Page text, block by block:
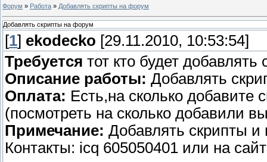
Форум » Работа » Добавлять скрипты на форум
Добавлять скрипты на форум
[1] ekodecko [29.11.2010, 10:53:54]
Требуется тот кто будет
Описание работы: Добавлять
Оплата: Есть,на сколько добавите
(посмотреть на сколько добавили
Примечание: Добавлять скрипты и
Контакты: icq 605050401 или на